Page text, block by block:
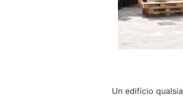
Un edificio